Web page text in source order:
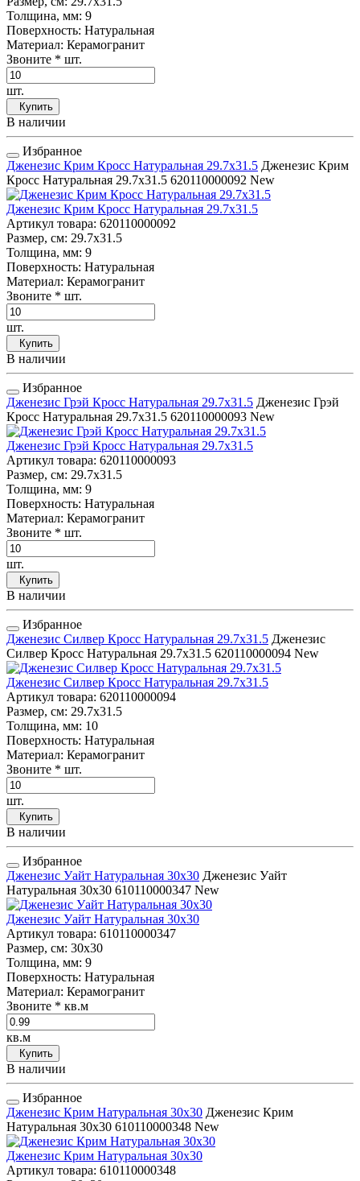
Толщина, мм: 9
Поверхность: Натуральная
Материал: Керамогранит
Звоните * шт.
шт.
Купить
В наличии
Избранное
Дженезис Крим Кросс Натуральная 29.7x31.5 Дженезис Крим
Кросс Натуральная 29.7x31.5 620110000092 New
Дженезис Крим Кросс Натуральная 29.7x31.5
Артикул товара: 620110000092
Размер, см: 29.7x31.5
Толщина, мм: 9
Поверхность: Натуральная
Материал: Керамогранит
Звоните * шт.
шт.
Купить
В наличии
Избранное
Дженезис Грэй Кросс Натуральная 29.7x31.5 Дженезис Грэй
Кросс Натуральная 29.7x31.5 620110000093 New
Дженезис Грэй Кросс Натуральная 29.7x31.5
Артикул товара: 620110000093
Размер, см: 29.7x31.5
Толщина, мм: 9
Поверхность: Натуральная
Материал: Керамогранит
Звоните * шт.
шт.
Купить
В наличии
Избранное
Дженезис Силвер Кросс Натуральная 29.7x31.5 Дженезис
Силвер Кросс Натуральная 29.7x31.5 620110000094 New
Дженезис Силвер Кросс Натуральная 29.7x31.5
Артикул товара: 620110000094
Размер, см: 29.7x31.5
Толщина, мм: 10
Поверхность: Натуральная
Материал: Керамогранит
Звоните * шт.
шт.
Купить
В наличии
Избранное
Дженезис Уайт Натуральная 30x30 Дженезис Уайт
Натуральная 30x30 610110000347 New
Дженезис Уайт Натуральная 30x30
Артикул товара: 610110000347
Размер, см: 30x30
Толщина, мм: 9
Поверхность: Натуральная
Материал: Керамогранит
Звоните * кв.м
кв.м
Купить
В наличии
Избранное
Дженезис Крим Натуральная 30x30 Дженезис Крим
Натуральная 30x30 610110000348 New
Дженезис Крим Натуральная 30x30
Артикул товара: 610110000348